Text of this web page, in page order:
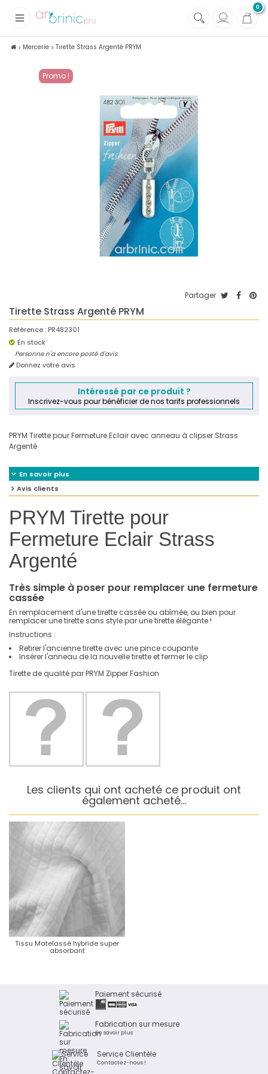
0
Tissus
Mercerie Tirette Strass Argenté PRYM
Promo !
Partager
Tirette Strass Argenté PRYM
Référence : PR482301
En stock
Personne n'a encore posté d'avis
Donnez votre avis
Intéressé par ce produit ?
Inscrivez-vous pour bénéficier de nos tarifs professionnels
PRYM Tirette pour Fermeture Eclair avec anneau à clipser Strass
Argenté
En savoir plus
Avis clients
PRYM Tirette pour
Fermeture Eclair Strass
Argenté
Très simple à poser pour remplacer une fermeture
cassée
En remplacement d'une tirette cassée ou abîmée, ou bien pour
remplacer une tirette sans style par une tirette élégante !
Instructions :
Retirer l'ancienne tirette avec une pince coupante
Insérer l'anneau de la nouvelle tirette et fermer le clip
Tirette de qualité par PRYM Zipper Fashion
Les clients qui ont acheté ce produit ont
également acheté...
Tissu Matelassé hybride super
absorbant
Paiement sécurisé
Fabrication sur mesure
En savoir plus
Service Clientèle
Contactez-nous !